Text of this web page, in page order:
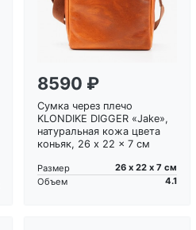
8590 ₽
Сумка через плечо
KLONDIKE DIGGER «Jake»,
натуральная кожа цвета
коньяк, 26 x 22 x 7 см
Размер
26 х 22 х 7 см
Объем
4.1